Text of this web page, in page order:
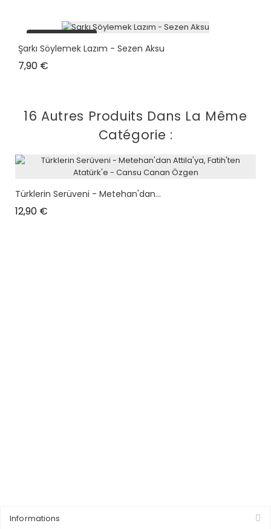
plus en stock
Şarkı Söylemek Lazım - Sezen Aksu
7,90 €
16 Autres Produits Dans La Même
Catégorie :
Türklerin Serüveni - Metehan'dan...
12,90 €
Informations